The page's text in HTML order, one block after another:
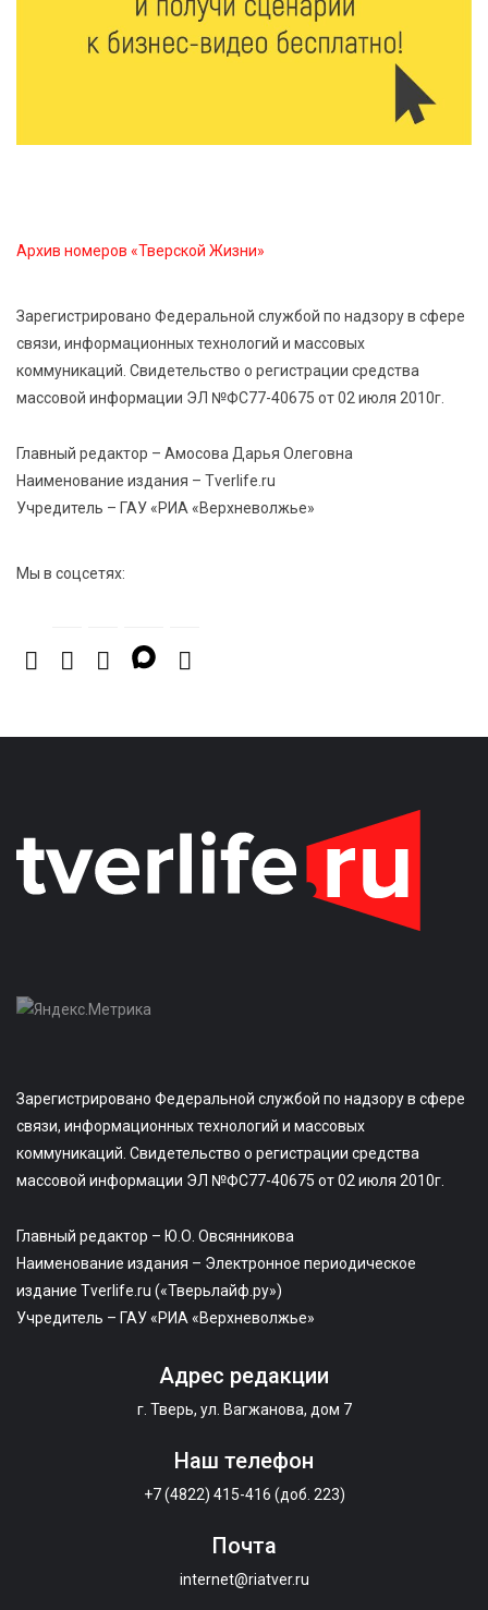
Новые профессии открывают тверичам путь к
карьерному росту
Спрос растёт: жители других регионов активнее
оформляют недвижимость в Тверской области
Архив номеров «Тверской Жизни»
Зарегистрировано Федеральной службой по надзору в сфере
связи, информационных технологий и массовых
коммуникаций. Свидетельство о регистрации средства
массовой информации ЭЛ №ФС77-40675 от 02 июля 2010г.
Главный редактор – Амосова Дарья Олеговна
Наименование издания – Tverlife.ru
Учредитель – ГАУ «РИА «Верхневолжье»
Мы в соцсетях:
Зарегистрировано Федеральной службой по надзору в сфере
связи, информационных технологий и массовых
коммуникаций. Свидетельство о регистрации средства
массовой информации ЭЛ №ФС77-40675 от 02 июля 2010г.
Главный редактор – Ю.О. Овсянникова
Наименование издания – Электронное периодическое
издание Tverlife.ru («Тверьлайф.ру»)
Учредитель – ГАУ «РИА «Верхневолжье»
Адрес редакции
г. Тверь, ул. Вагжанова, дом 7
Наш телефон
+7 (4822) 415-416 (доб. 223)
Почта
internet@riatver.ru